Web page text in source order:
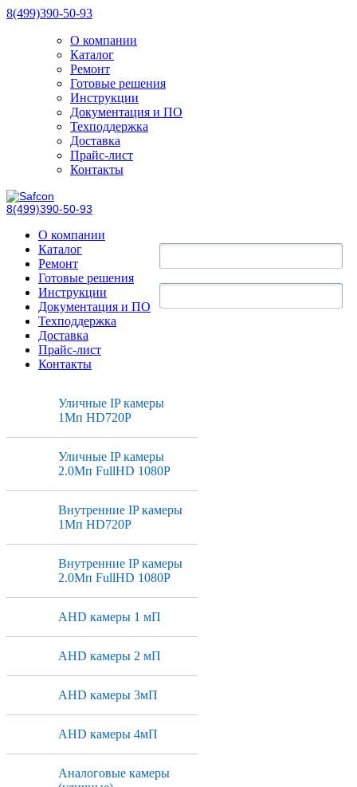
8(499)390-50-93
О компании
Каталог
Ремонт
Готовые решения
Инструкции
Документация и ПО
Техподдержка
Доставка
Прайс-лист
Контакты
8(499)390-50-93
О компании
Каталог
Ремонт
Готовые решения
Инструкции
Документация и ПО
Техподдержка
Доставка
Прайс-лист
Контакты
Уличные IP камеры
1Мп HD720P
Уличные IP камеры
2.0Мп FullHD 1080P
Внутренние IP камеры
1Мп HD720P
Внутренние IP камеры
2.0Мп FullHD 1080P
AHD камеры 1 мП
AHD камеры 2 мП
AHD камеры 3мП
AHD камеры 4мП
Аналоговые камеры